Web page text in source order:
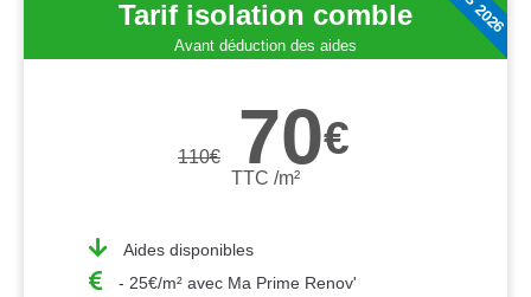
Tarif isolation comble
Avant déduction des aides
110€ 70€
TTC /m²
Aides disponibles
- 25€/m² avec Ma Prime Renov'